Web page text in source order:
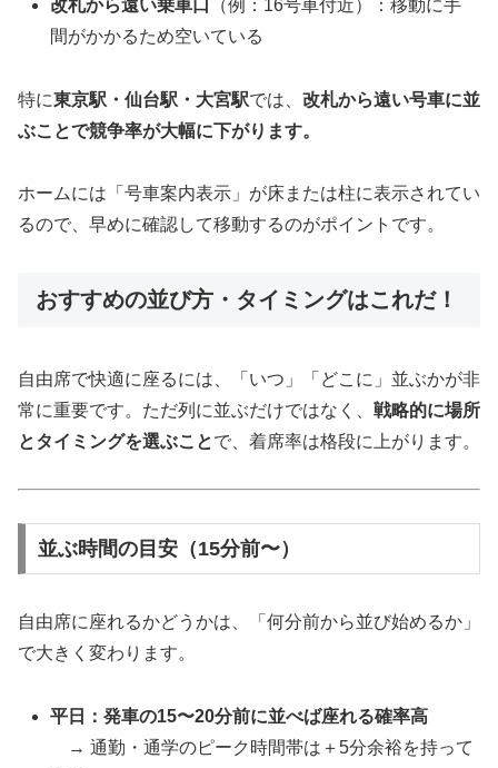
改札から遠い乗車口
（例：16号車付近）：移動に手
間がかかるため空いている
特に東京駅・仙台駅・大宮駅では、 改札から遠い号車に並
ぶことで競争率が大幅に下がります。
ホームには「号車案内表示」が床または柱に表示されてい
るので、早めに確認して移動するのがポイントです。
おすすめの並び方・タイミングはこれだ！
自由席で快適に座るには、「いつ」「どこに」並ぶかが非
常に重要です。ただ列に並ぶだけではなく、 戦略的に場所
とタイミングを選ぶことで、着席率は格段に上がります。
並ぶ時間の目安（15分前〜）
自由席に座れるかどうかは、「何分前から並び始めるか」
で大きく変わります。
平日：発車の15〜20分前に並べば座れる確率高
→ 通勤・通学のピーク時間帯は＋5分余裕を持って